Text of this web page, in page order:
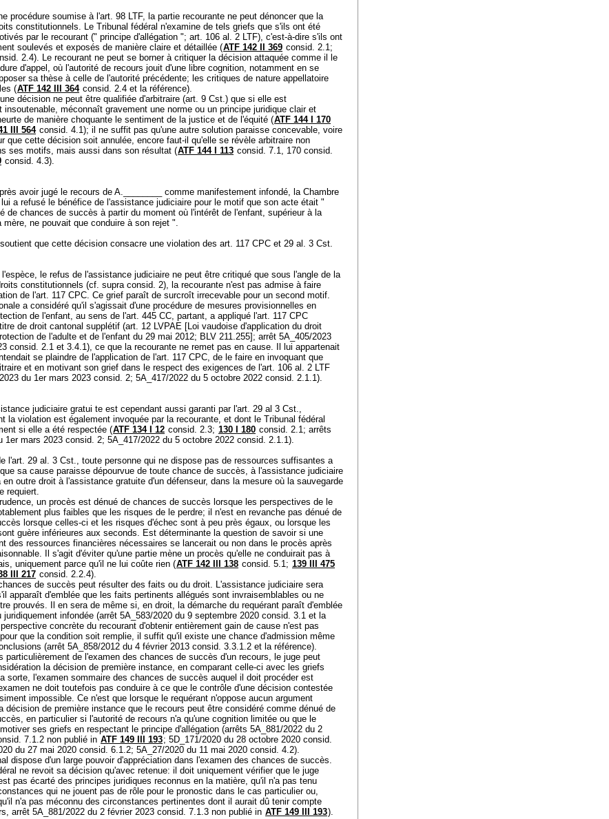
procédure soumise à l'art. 98 LTF, la partie recourante ne peut dénoncer que la
constitutionnels. Le Tribunal fédéral n'examine de tels griefs que s'ils ont été
par le recourant (" principe d'allégation "; art. 106 al. 2 LTF), c'est-à-dire s'ils ont
soulevés et exposés de manière claire et détaillée (ATF 142 II 369 consid. 2.1;
2.4). Le recourant ne peut se borner à critiquer la décision attaquée comme il le
d'appel, où l'autorité de recours jouit d'une libre cognition, notamment en se
sa thèse à celle de l'autorité précédente; les critiques de nature appellatoire
(ATF 142 III 364 consid. 2.4 et la référence).
décision ne peut être qualifiée d'arbitraire (art. 9 Cst.) que si elle est
insoutenable, méconnaît gravement une norme ou un principe juridique clair et
de manière choquante le sentiment de la justice et de l'équité (ATF 144 I 170
III 564 consid. 4.1); il ne suffit pas qu'une autre solution paraisse concevable, voire
que cette décision soit annulée, encore faut-il qu'elle se révèle arbitraire non
ses motifs, mais aussi dans son résultat (ATF 144 I 113 consid. 7.1, 170 consid.
consid. 4.3).
avoir jugé le recours de A.________ comme manifestement infondé, la Chambre
a refusé le bénéfice de l'assistance judiciaire pour le motif que son acte était "
de chances de succès à partir du moment où l'intérêt de l'enfant, supérieur à la
mère, ne pouvait que conduire à son rejet ".
que cette décision consacre une violation des art. 117 CPC et 29 al. 3 Cst.
l'espèce, le refus de l'assistance judiciaire ne peut être critiqué que sous l'angle de la
constitutionnels (cf. supra consid. 2), la recourante n'est pas admise à faire
de l'art. 117 CPC. Ce grief paraît de surcroît irrecevable pour un second motif.
a considéré qu'il s'agissait d'une procédure de mesures provisionnelles en
de l'enfant, au sens de l'art. 445 CC, partant, a appliqué l'art. 117 CPC
de droit cantonal supplétif (art. 12 LVPAE [Loi vaudoise d'application du droit
de l'adulte et de l'enfant du 29 mai 2012; BLV 211.255]; arrêt 5A_405/2023
consid. 2.1 et 3.4.1), ce que la recourante ne remet pas en cause. Il lui appartenait
se plaindre de l'application de l'art. 117 CPC, de le faire en invoquant que
et en motivant son grief dans le respect des exigences de l'art. 106 al. 2 LTF
du 1er mars 2023 consid. 2; 5A_417/2022 du 5 octobre 2022 consid. 2.1.1).
judiciaire gratui te est cependant aussi garanti par l'art. 29 al 3 Cst.,
la violation est également invoquée par la recourante, et dont le Tribunal fédéral
si elle a été respectée (ATF 134 I 12 consid. 2.3; 130 I 180 consid. 2.1; arrêts
1er mars 2023 consid. 2; 5A_417/2022 du 5 octobre 2022 consid. 2.1.1).
l'art. 29 al. 3 Cst., toute personne qui ne dispose pas de ressources suffisantes a
sa cause paraisse dépourvue de toute chance de succès, à l'assistance judiciaire
outre droit à l'assistance gratuite d'un défenseur, dans la mesure où la sauvegarde
requiert.
un procès est dénué de chances de succès lorsque les perspectives de le
plus faibles que les risques de le perdre; il n'est en revanche pas dénué de
lorsque celles-ci et les risques d'échec sont à peu près égaux, ou lorsque les
guère inférieures aux seconds. Est déterminante la question de savoir si une
des ressources financières nécessaires se lancerait ou non dans le procès après
Il s'agit d'éviter qu'une partie mène un procès qu'elle ne conduirait pas à
uniquement parce qu'il ne lui coûte rien (ATF 142 III 138 consid. 5.1; 139 III 475
III 217 consid. 2.2.4).
de succès peut résulter des faits ou du droit. L'assistance judiciaire sera
apparaît d'emblée que les faits pertinents allégués sont invraisemblables ou ne
prouvés. Il en sera de même si, en droit, la démarche du requérant paraît d'emblée
juridiquement infondée (arrêt 5A_583/2020 du 9 septembre 2020 consid. 3.1 et la
concrète du recourant d'obtenir entièrement gain de cause n'est pas
que la condition soit remplie, il suffit qu'il existe une chance d'admission même
(arrêt 5A_858/2012 du 4 février 2013 consid. 3.3.1.2 et la référence).
particulièrement de l'examen des chances de succès d'un recours, le juge peut
la décision de première instance, en comparant celle-ci avec les griefs
sorte, l'examen sommaire des chances de succès auquel il doit procéder est
ne doit toutefois pas conduire à ce que le contrôle d'une décision contestée
impossible. Ce n'est que lorsque le requérant n'oppose aucun argument
décision de première instance que le recours peut être considéré comme dénué de
en particulier si l'autorité de recours n'a qu'une cognition limitée ou que le
ses griefs en respectant le principe d'allégation (arrêts 5A_881/2022 du 2
7.1.2 non publié in ATF 149 III 193; 5D_171/2020 du 28 octobre 2020 consid.
du 27 mai 2020 consid. 6.1.2; 5A_27/2020 du 11 mai 2020 consid. 4.2).
dispose d'un large pouvoir d'appréciation dans l'examen des chances de succès.
ne revoit sa décision qu'avec retenue: il doit uniquement vérifier que le juge
pas écarté des principes juridiques reconnus en la matière, qu'il n'a pas tenu
qui ne jouent pas de rôle pour le pronostic dans le cas particulier ou,
n'a pas méconnu des circonstances pertinentes dont il aurait dû tenir compte
arrêt 5A_881/2022 du 2 février 2023 consid. 7.1.3 non publié in ATF 149 III 193).